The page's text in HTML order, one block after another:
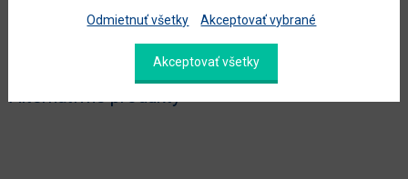
Odmietnuť všetky Akceptovať vybrané
Akceptovať všetky